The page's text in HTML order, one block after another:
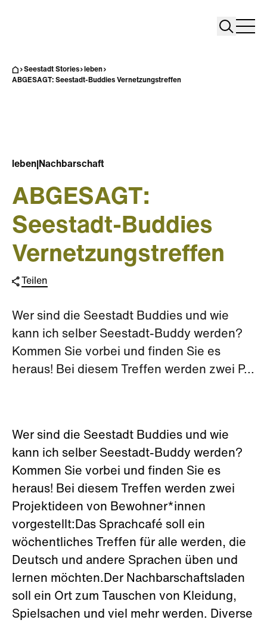
Search
Seestadt Stories
leben
ABGESAGT: Seestadt-Buddies Vernetzungstreffen
leben Nachbarschaft
ABGESAGT:
Seestadt-Buddies
Vernetzungstreffen
Teilen
Wer sind die Seestadt Buddies und wie
kann ich selber Seestadt-Buddy werden?
Kommen Sie vorbei und finden Sie es
heraus! Bei diesem Treffen werden zwei P...
Wer sind die Seestadt Buddies und wie
kann ich selber Seestadt-Buddy werden?
Kommen Sie vorbei und finden Sie es
heraus! Bei diesem Treffen werden zwei
Projektideen von Bewohner*innen
vorgestellt:Das Sprachcafé soll ein
wöchentliches Treffen für alle werden, die
Deutsch und andere Sprachen üben und
lernen möchten.Der Nachbarschaftsladen
soll ein Ort zum Tauschen von Kleidung,
Spielsachen und viel mehr werden. Diverse